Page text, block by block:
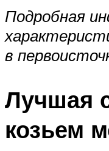
Подробная
в
Лучшая
козьем